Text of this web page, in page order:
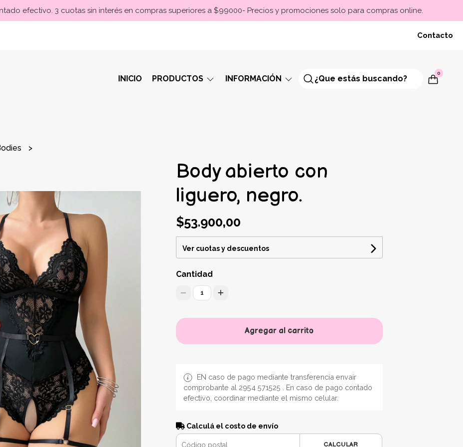
efectivo. 3 cuotas sin interés en compras superiores a $99000- Precios y promociones solo para compras online.
Contacto
INICIO PRODUCTOS INFORMACIÓN
0
Body abierto con
liguero, negro.
$53.900,00
Ver cuotas y descuentos
Cantidad
1
Agregar al carrito
EN caso de pago mediante transferencia envair
comprobante al 2954 571525 . En caso de pago contado
efectivo, coordinar mediante el mismo celular.
Calculá el costo de envío
CALCULAR